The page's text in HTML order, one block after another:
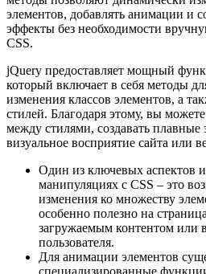
элементов, добавлять анимации и
эффекты без необходимости
CSS.
jQuery предоставляет мощный
который включает в себя методы
изменения классов элементов, а
стилей. Благодаря этому, вы
между стилями, создавать
визуальное восприятие сайта или
Один из ключевых аспектов
манипуляциях с CSS – это
изменения ко множеству
особенно полезно на
загружаемым контентом или
пользователя.
Для анимации элементов